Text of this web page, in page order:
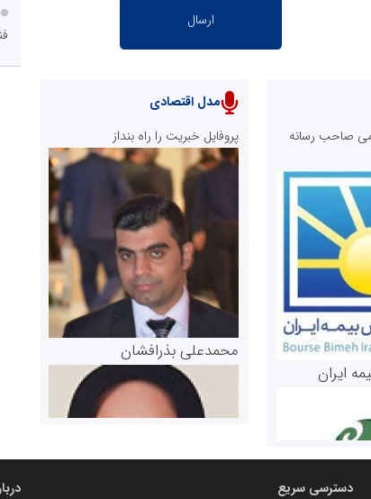
صاحب رسانه
ایران
مدل اقتصادی
پروفایل خبریت را راه بنداز
محمدعلی بذرافشان
دسترسی سریع